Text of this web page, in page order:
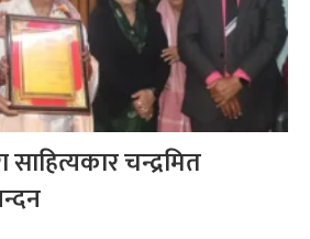
साहित्यकार चन्द्रमित